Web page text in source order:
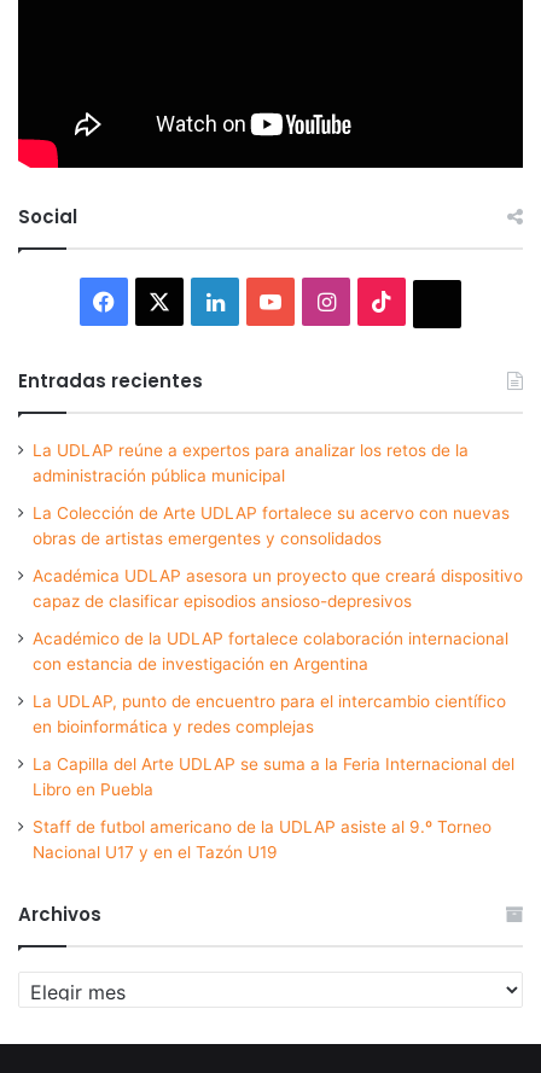
Social
Facebook LinkedInYouTubeInstagram
Entradas recientes
La UDLAP reúne a expertos para analizar los retos de la
administración pública municipal
La Colección de Arte UDLAP fortalece su acervo con nuevas
obras de artistas emergentes y consolidados
Académica UDLAP asesora un proyecto que creará dispositivo
capaz de clasificar episodios ansioso-depresivos
Académico de la UDLAP fortalece colaboración internacional
con estancia de investigación en Argentina
La UDLAP, punto de encuentro para el intercambio científico
en bioinformática y redes complejas
La Capilla del Arte UDLAP se suma a la Feria Internacional del
Libro en Puebla
Staff de futbol americano de la UDLAP asiste al 9.º Torneo
Nacional U17 y en el Tazón U19
Archivos
Archivos